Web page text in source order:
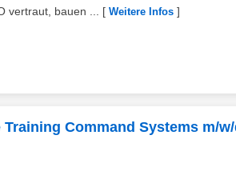
vertraut, bauen ...
[ Weitere Infos ]
Command Systems m/w/